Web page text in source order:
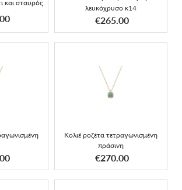
και σταυρός
ΤΟ
λευκόχρυσο κ14
€265.00
ΑΠΟΚΤΗΣΕ ΤΟ
blue
ΤΟ
Κολιέ ροζέτα τετραγωνισμένη
πράσινη
€270.00
Κολιέ ροζέτα
τετραγωνισμένη πράσινη
ΑΠΟΚΤΗΣΕ ΤΟ